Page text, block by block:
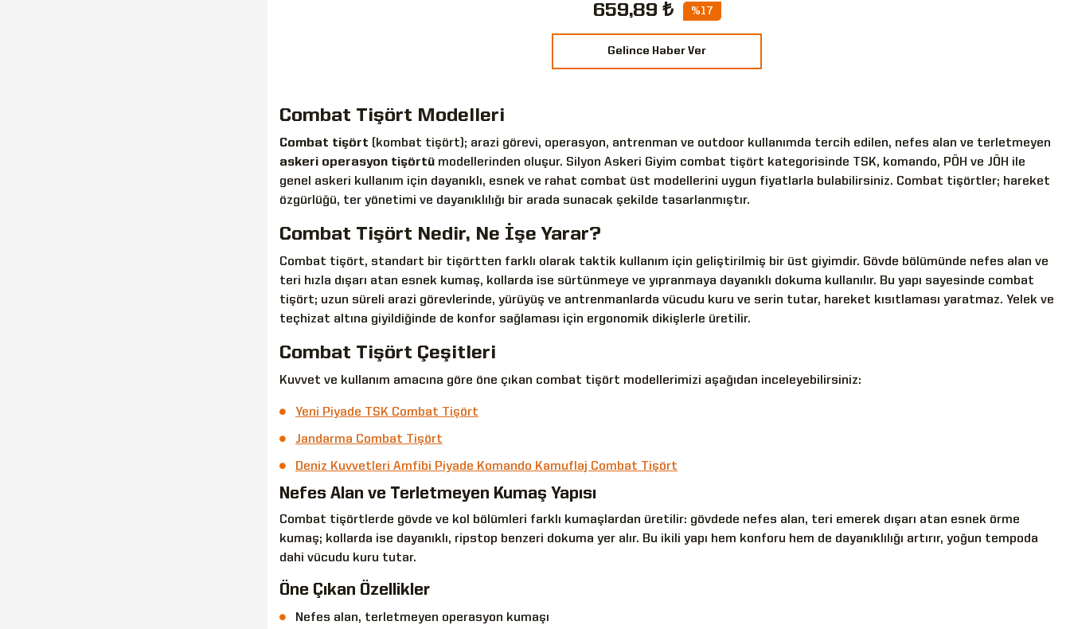
659,89 ₺ %17
Gelince Haber Ver
Combat Tişört Modelleri
Combat tişört (kombat tişört); arazi görevi, operasyon, antrenman ve outdoor kullanımda tercih edilen, nefes alan ve terletmeyen
askeri operasyon tişörtü modellerinden oluşur. Silyon Askeri Giyim combat tişört kategorisinde TSK, komando, PÖH ve JÖH ile
genel askeri kullanım için dayanıklı, esnek ve rahat combat üst modellerini uygun fiyatlarla bulabilirsiniz. Combat tişörtler; hareket
özgürlüğü, ter yönetimi ve dayanıklılığı bir arada sunacak şekilde tasarlanmıştır.
Combat Tişört Nedir, Ne İşe Yarar?
Combat tişört, standart bir tişörtten farklı olarak taktik kullanım için geliştirilmiş bir üst giyimdir. Gövde bölümünde nefes alan ve
teri hızla dışarı atan esnek kumaş, kollarda ise sürtünmeye ve yıpranmaya dayanıklı dokuma kullanılır. Bu yapı sayesinde combat
tişört; uzun süreli arazi görevlerinde, yürüyüş ve antrenmanlarda vücudu kuru ve serin tutar, hareket kısıtlaması yaratmaz. Yelek ve
teçhizat altına giyildiğinde de konfor sağlaması için ergonomik dikişlerle üretilir.
Combat Tişört Çeşitleri
Kuvvet ve kullanım amacına göre öne çıkan combat tişört modellerimizi aşağıdan inceleyebilirsiniz:
Yeni Piyade TSK Combat Tişört
Jandarma Combat Tişört
Deniz Kuvvetleri Amfibi Piyade Komando Kamuflaj Combat Tişört
Nefes Alan ve Terletmeyen Kumaş Yapısı
Combat tişörtlerde gövde ve kol bölümleri farklı kumaşlardan üretilir: gövdede nefes alan, teri emerek dışarı atan esnek örme
kumaş; kollarda ise dayanıklı, ripstop benzeri dokuma yer alır. Bu ikili yapı hem konforu hem de dayanıklılığı artırır, yoğun tempoda
dahi vücudu kuru tutar.
Öne Çıkan Özellikler
Nefes alan, terletmeyen operasyon kumaşı